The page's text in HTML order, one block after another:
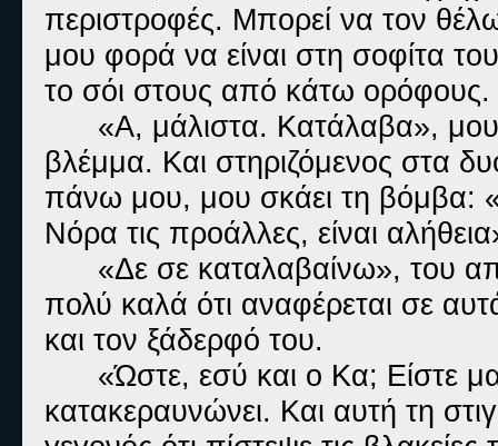
περιστροφές. Μπορεί να τον
μου φορά να είναι στη σοφίτα
το σόι στους από κάτω ορόφους.
«Α, μάλιστα. Κατάλαβα»,
βλέμμα. Και στηριζόμενος στα
πάνω μου, μου σκάει τη βόμβα:
Νόρα τις προάλλες, είναι
«Δε σε καταλαβαίνω», του
πολύ καλά ότι αναφέρεται σε
και τον ξάδερφό του.
«Ώστε, εσύ και ο Κα; Είστε
κατακεραυνώνει. Και αυτή τη